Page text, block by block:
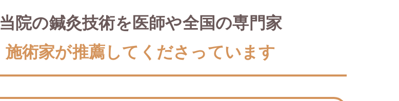
当院の鍼灸技術を医師や全国の専門家
施術家が推薦してくださっています